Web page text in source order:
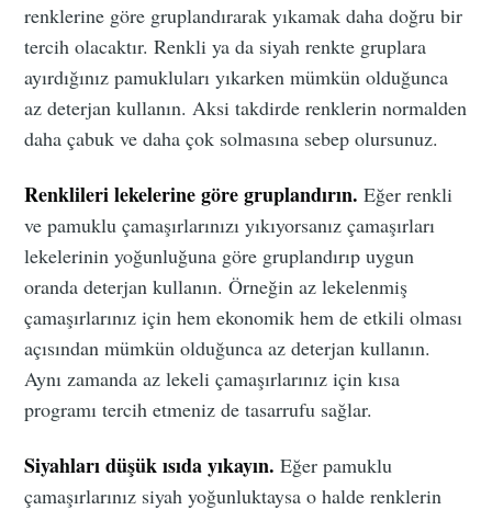
renklerine göre gruplandırarak yıkamak daha doğru bir
tercih olacaktır. Renkli ya da siyah renkte gruplara
ayırdığınız pamukluları yıkarken mümkün olduğunca
az deterjan kullanın. Aksi takdirde renklerin normalden
daha çabuk ve daha çok solmasına sebep olursunuz.
Renklileri lekelerine göre gruplandırın. Eğer renkli
ve pamuklu çamaşırlarınızı yıkıyorsanız çamaşırları
lekelerinin yoğunluğuna göre gruplandırıp uygun
oranda deterjan kullanın. Örneğin az lekelenmiş
çamaşırlarınız için hem ekonomik hem de etkili olması
açısından mümkün olduğunca az deterjan kullanın.
Aynı zamanda az lekeli çamaşırlarınız için kısa
programı tercih etmeniz de tasarrufu sağlar.
Siyahları düşük ısıda yıkayın. Eğer pamuklu
çamaşırlarınız siyah yoğunluktaysa o halde renklerin